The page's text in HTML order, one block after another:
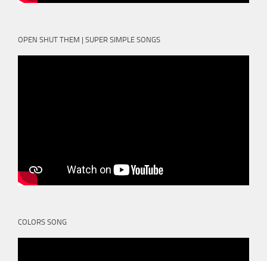
OPEN SHUT THEM | SUPER SIMPLE SONGS
COLORS SONG